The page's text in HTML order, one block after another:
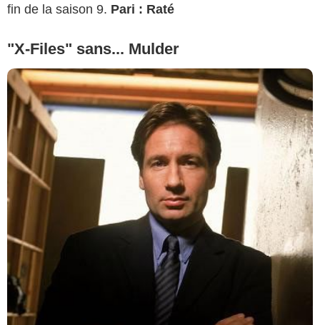
fin de la saison 9. Pari : Raté
"X-Files" sans... Mulder